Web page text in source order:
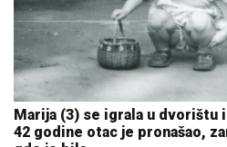
Marija (3) se igrala u dvorištu i
42 godine otac je pronašao,
gde je bila
06. 08. 2026 09:39